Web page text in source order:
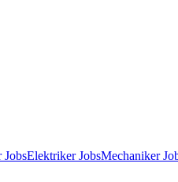
JobsElektriker JobsMechaniker